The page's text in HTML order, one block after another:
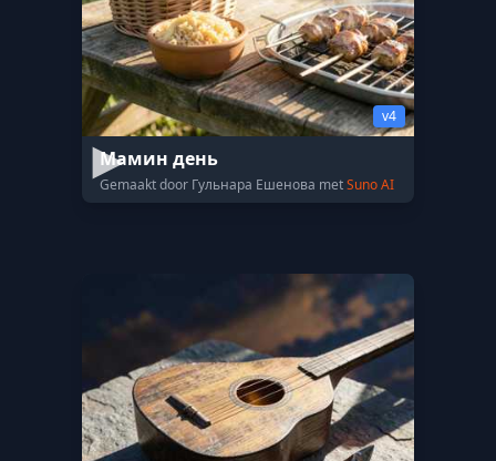
v4
Мамин день
Gemaakt door Гульнара Ешенова metSuno AI